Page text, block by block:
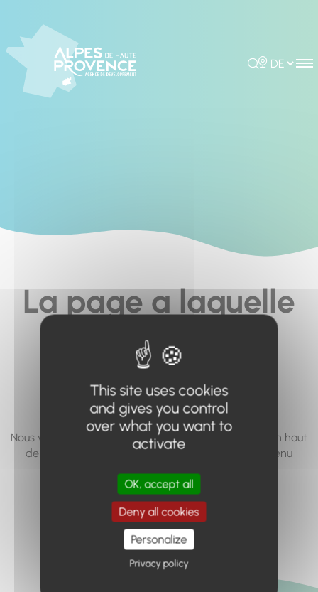
Rechercher
Choisir la
La page a laquelle
vous cherchez à
accéder n'existe
pas... ou plus.
Nous vous invitons à utiliser le moteur de recherche en haut
de page, ou à utiliser le menu pour trouver le contenu
Retour à l'accueil
This site uses cookies
and gives you control
over what you want to
activate
OK, accept all
Deny all cookies
Personalize
Privacy policy